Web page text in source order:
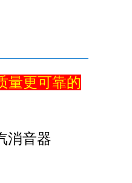
量更可靠的
消音器